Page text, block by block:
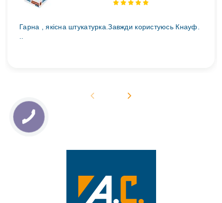
Гарна , якісна штукатурка.Завжди користуюсь Кнауф.
..